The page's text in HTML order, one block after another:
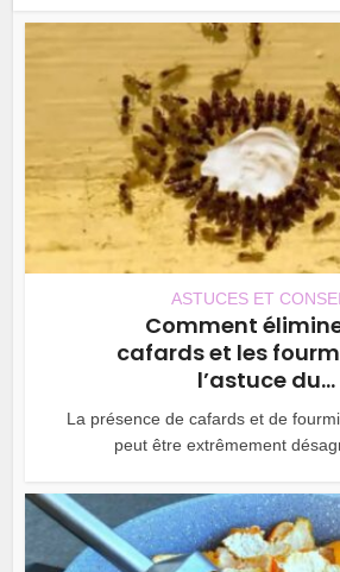
ASTUCES ET
Comment
cafards et les
l’astuce du...
La présence de cafards et de
peut être extrêmement